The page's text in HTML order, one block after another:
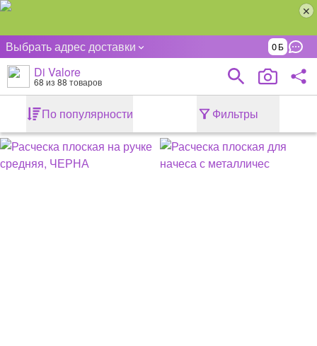
Выбрать адрес доставки 0
Di Valore
68 из 88 товаров
По популярности Фильтры